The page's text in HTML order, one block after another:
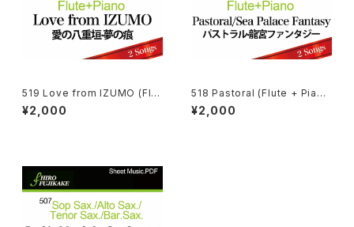
519 Love from IZUMO (Flut
e + Piano)
¥2,000
518 Pastoral (Flute + Pian
o)
¥2,000